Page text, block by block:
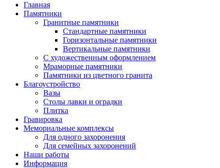
Главная
Памятники
Гранитные памятники
Стандартные памятники
Горизонтальные памятники
Вертикальные памятники
С художественным оформлением
Мраморные памятники
Памятники из цветного гранита
Благоустройство
Вазы
Столы лавки и оградки
Плитка
Гравировка
Мемориальные комплексы
Для одного захоронения
Для семейных захоронений
Наши работы
Информация